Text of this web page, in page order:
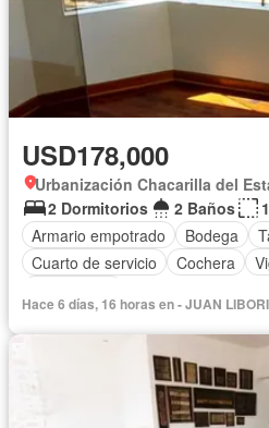
USD178,000
Urbanización Chacarilla del
2 Dormitorios
2 Baños
Armario empotrado
Bodega
Cuarto de servicio
Cochera
Hace 6 días, 16 horas en - JUAN